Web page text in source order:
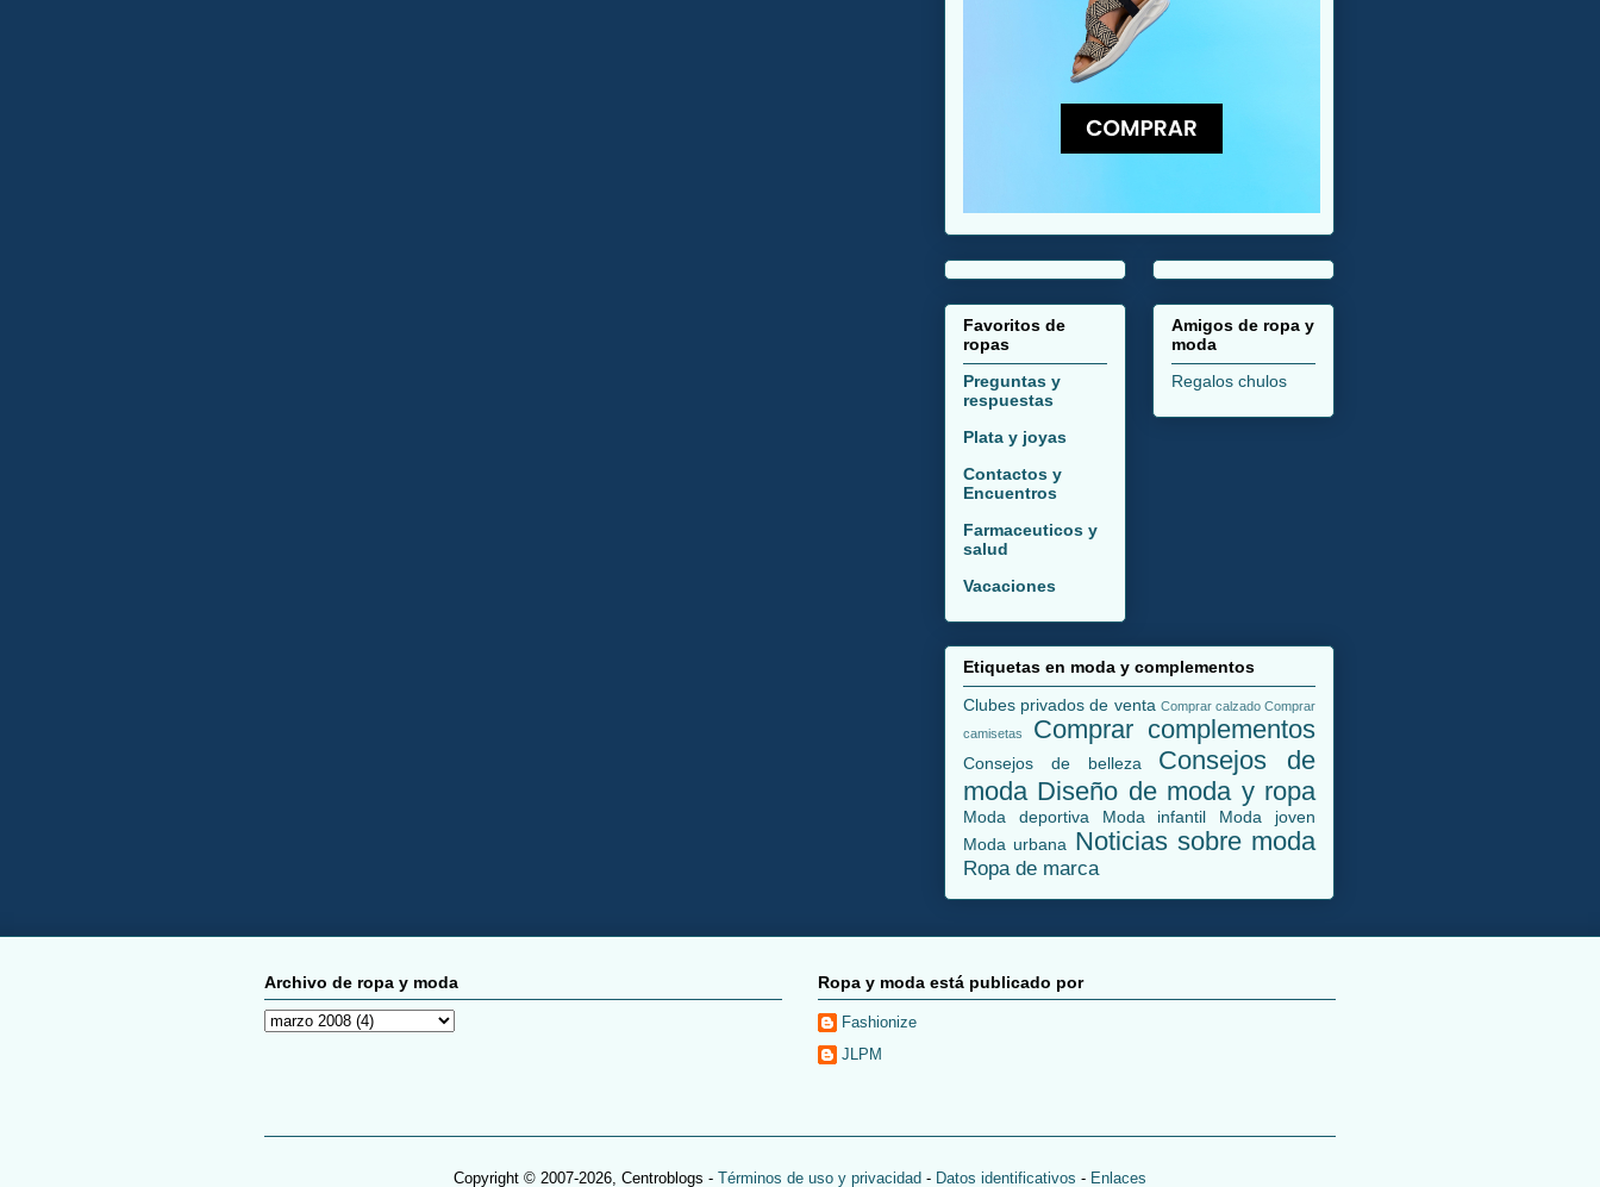
Favoritos de
ropas
Preguntas y
respuestas
Plata y joyas
Contactos y
Encuentros
Farmaceuticos y
salud
Vacaciones
Amigos de ropa y
moda
Regalos chulos
Etiquetas en moda y complementos
Clubes privados de venta Comprar calzado Comprar
camisetas
Comprar complementos
Consejos de belleza
Consejos de
moda Diseño de moda y ropa
Moda deportiva Moda infantil
Moda joven
Moda urbana Noticias sobre moda
Ropa de marca
Archivo de ropa y moda Ropa y moda está publicado por
Fashionize
JLPM
Copyright © 2007-2026, Centroblogs - Términos de uso y privacidad - Datos identificativos - Enlaces